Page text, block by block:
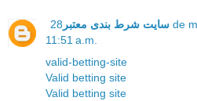
سایت شرط بندی معتبر 28 de marzo de 2021 a las
11:51 a.m.
valid-betting-site
Valid betting site
Valid betting site